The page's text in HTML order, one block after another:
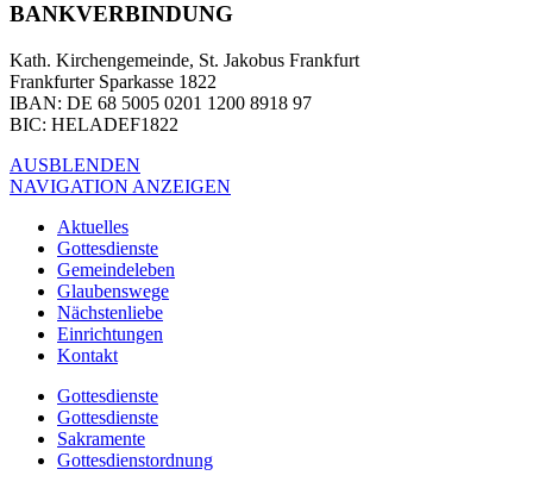
BANKVERBINDUNG
Kath. Kirchengemeinde, St. Jakobus Frankfurt
Frankfurter Sparkasse 1822
IBAN: DE 68 5005 0201 1200 8918 97
BIC: HELADEF1822
AUSBLENDEN
NAVIGATION ANZEIGEN
Aktuelles
Gottesdienste
Gemeindeleben
Glaubenswege
Nächstenliebe
Einrichtungen
Kontakt
Gottesdienste
Gottesdienste
Sakramente
Gottesdienstordnung